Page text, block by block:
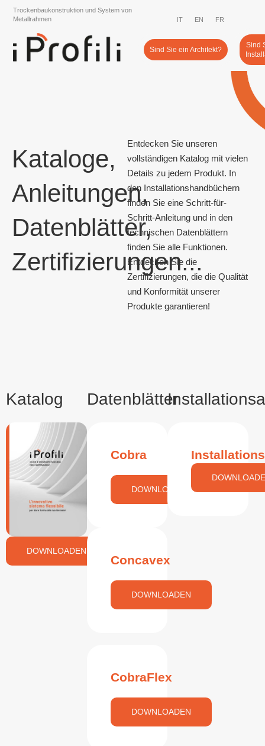
Trockenbaukonstruktion und System von
Metallrahmen
IT EN FR
Sind Sie ein Architekt?
Sind
Kataloge,
Anleitungen,
Datenblätter,
Zertifizierungen...
Entdecken Sie unseren
vollständigen Katalog mit vielen
Details zu jedem Produkt. In
den Installationshandbüchern
finden Sie eine Schritt-für-
Schritt-Anleitung und in den
technischen Datenblättern
finden Sie alle Funktionen.
Entdecken Sie die
Zertifizierungen, die die Qualität
und Konformität unserer
Produkte garantieren!
Katalog
DOWNLOADEN
Datenblätter
Cobra
DOWNLOADEN
Concavex
DOWNLOADEN
CobraFlex
DOWNLOADEN